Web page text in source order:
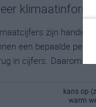
zijn handig,
een bepaalde
in cijfers. Daarom
kans op
warm